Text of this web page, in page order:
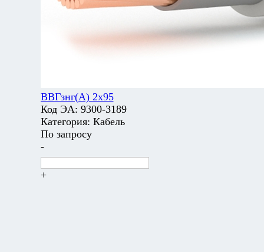
ВВГзнг(А) 2х95
Код ЭА: 9300-3189
Категория: Кабель
По запросу
-
+